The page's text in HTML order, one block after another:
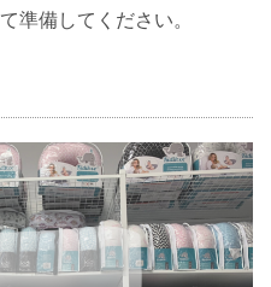
準備してください。